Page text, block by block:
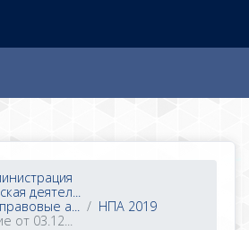
деятел...
а...
НПА 2019
от 03.12...